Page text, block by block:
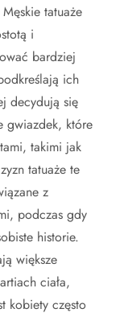
tatuaże
i
bardziej
ich
decydują się
gwiazdek, które
takimi jak
tatuaże te
z
podczas gdy
historie.
większe
ciała,
kobiety często